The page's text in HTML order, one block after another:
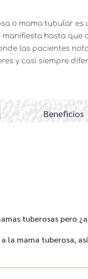
o mama tubular
manifiesta hasta que
las pacientes
y casi siempre
Beneficios
tuberosas pero
la mama tuberosa, así